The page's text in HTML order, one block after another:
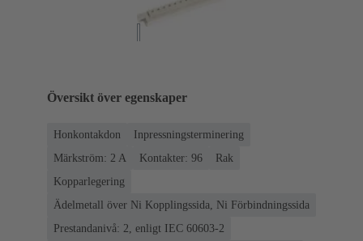
Översikt över egenskaper
Honkontakdon
Inpressningsterminering
Märkström: ‌2 A
Kontakter: 96
Rak
Kopparlegering
Ädelmetall över Ni Kopplingssida, Ni Förbindningssida
Prestandanivå: 2, enligt IEC 60603-2